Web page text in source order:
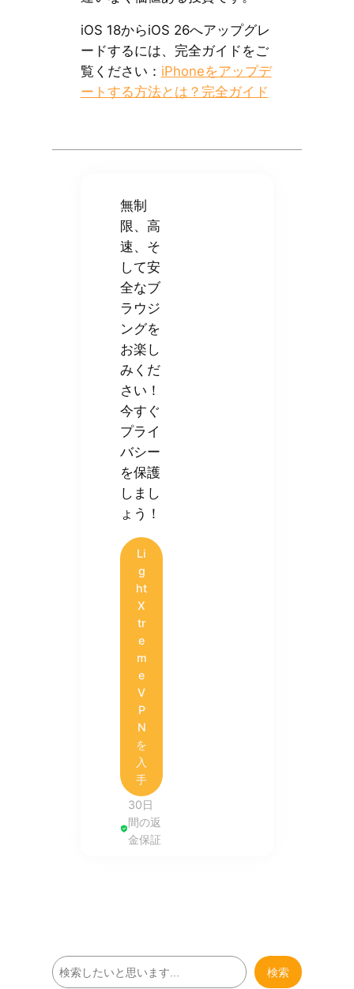
iOS 18からiOS 26へアップグレ
ードするには、完全ガイドをご
覧ください： iPhoneをアップデ
ートする方法とは？完全ガイド
無制
限、高
速、そ
して安
全なブ
ラウジ
ングを
お楽し
みくだ
さい！
今すぐ
プライ
バシー
を保護
しまし
ょう！
Li
g
ht
X
tr
e
m
e
V
P
N
を
入
手
30日
間の返
金保証
検
索
検索